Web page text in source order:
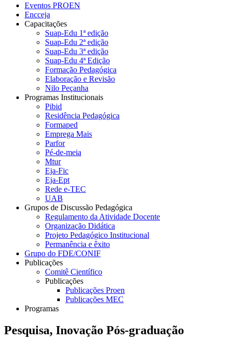
Eventos PROEN
Encceja
Capacitações
Suap-Edu 1ª edição
Suap-Edu 2ª edição
Suap-Edu 3ª edição
Suap-Edu 4ª Edição
Formação Pedagógica
Elaboração e Revisão
Nilo Peçanha
Programas Institucionais
Pibid
Residência Pedagógica
Formaped
Emprega Mais
Parfor
Pé-de-meia
Mtur
Eja-Fic
Eja-Ept
Rede e-TEC
UAB
Grupos de Discussão Pedagógica
Regulamento da Atividade Docente
Organização Didática
Projeto Pedagógico Institucional
Permanência e êxito
Grupo do FDE/CONIF
Publicações
Comitê Científico
Publicações
Publicações Proen
Publicações MEC
Programas
Pesquisa, Inovação Pós-graduação